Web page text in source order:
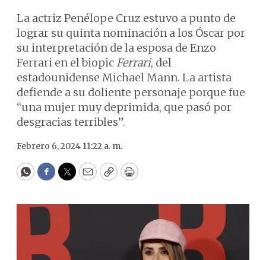
La actriz Penélope Cruz estuvo a punto de
lograr su quinta nominación a los Óscar por
su interpretación de la esposa de Enzo
Ferrari en el biopic Ferrari, del
estadounidense Michael Mann. La artista
defiende a su doliente personaje porque fue
“una mujer muy deprimida, que pasó por
desgracias terribles”.
Febrero 6, 2024 11:22 a. m.
WhatsApp
Facebook
Twitter
EmailCopyPrint